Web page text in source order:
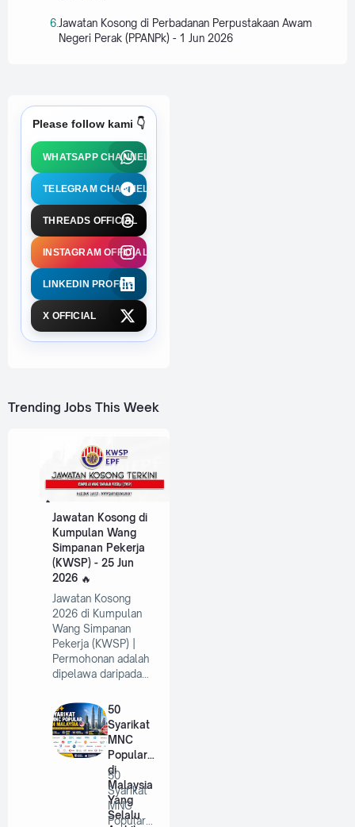
Jawatan Kosong di Perbadanan Perpustakaan Awam
Negeri Perak (PPANPk) - 1 Jun 2026
Please follow kami 👇
WHATSAPP CHANNEL
TELEGRAM CHANNEL
THREADS OFFICIAL
INSTAGRAM OFFICIAL
LINKEDIN PROFILE
X OFFICIAL
Trending Jobs This Week
Jawatan Kosong di
Kumpulan Wang
Simpanan Pekerja
(KWSP) - 25 Jun
2026
Jawatan Kosong
2026 di Kumpulan
Wang Simpanan
Pekerja (KWSP) |
Permohonan adalah
dipelawa daripada…
50
Syarikat
MNC
Popular
di
Malaysia
Yang
Selalu
50
Syarikat
MNC
Popular